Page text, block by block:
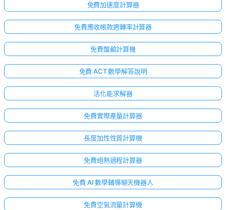
免費加速度計算器
免費應收帳款週轉率計算器
免費酸鹼計算機
免費 ACT 數學解答說明
活化能求解器
免費實際產量計算器
長度加性性質計算機
免費絕熱過程計算器
免費 AI 數學輔導聊天機器人
免費空氣流量計算機